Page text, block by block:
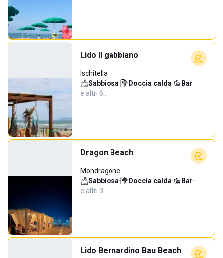
Lido Il gabbiano
Ischitella
Sabbiosa· Doccia calda· Bar·
e altri 6…
Dragon Beach
Mondragone
Sabbiosa· Doccia calda· Bar·
e altri 3…
Lido Bernardino Bau Beach